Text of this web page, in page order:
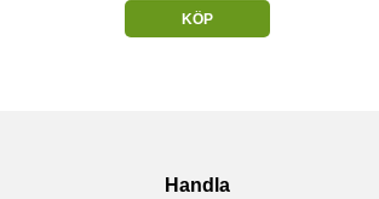
KÖP
Handla